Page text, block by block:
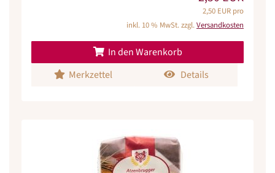
2,50 EUR pro
inkl. 10 % MwSt. zzgl.Versandkosten
In den Warenkorb
Merkzettel
Details